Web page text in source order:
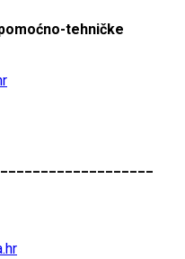
tehničke